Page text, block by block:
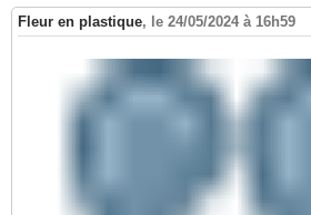
Fleur en plastique, le 24/05/2024 à 16h59